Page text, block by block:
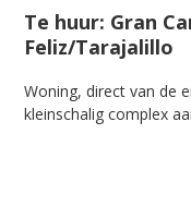
Te huur: Gran
Feliz/Tarajalillo
Woning, direct van de
kleinschalig complex